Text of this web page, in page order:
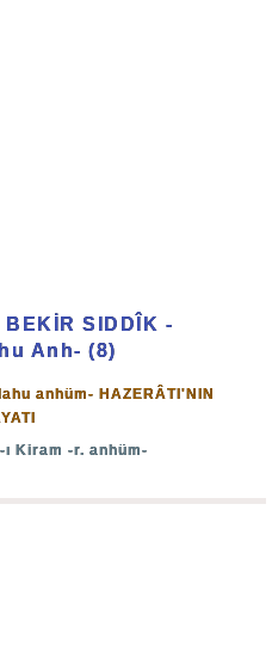
BEKİR SIDDÎK -
Anh- (8)
anhüm- HAZERÂTI'NIN
ı Kiram -r. anhüm-